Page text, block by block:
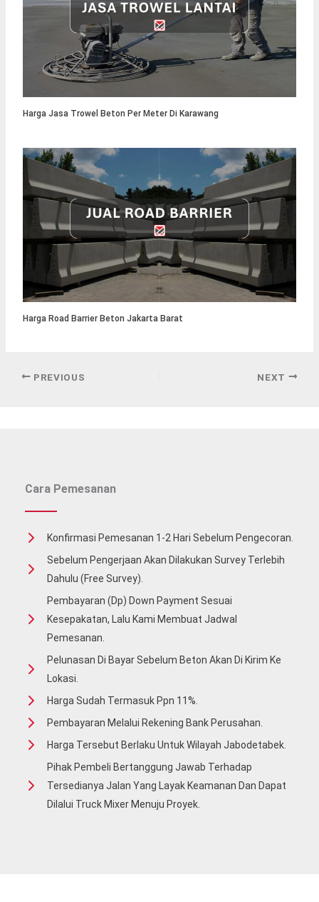
Harga Jasa Trowel Beton Per Meter Di Karawang
Harga Road Barrier Beton Jakarta Barat
PREVIOUS NEXT
Cara Pemesanan
Konfirmasi Pemesanan 1-2 Hari Sebelum Pengecoran.
Sebelum Pengerjaan Akan Dilakukan Survey Terlebih
Dahulu (free Survey).
Pembayaran (Dp) Down Payment Sesuai
Kesepakatan, Lalu Kami Membuat Jadwal
Pemesanan.
Pelunasan Di Bayar Sebelum Beton Akan Di Kirim Ke
Lokasi.
Harga Sudah Termasuk Ppn 11%.
Pembayaran Melalui Rekening Bank Perusahan.
Harga Tersebut Berlaku Untuk Wilayah Jabodetabek.
Pihak Pembeli Bertanggung Jawab Terhadap
Tersedianya Jalan Yang Layak Keamanan Dan Dapat
Dilalui Truck Mixer Menuju Proyek.